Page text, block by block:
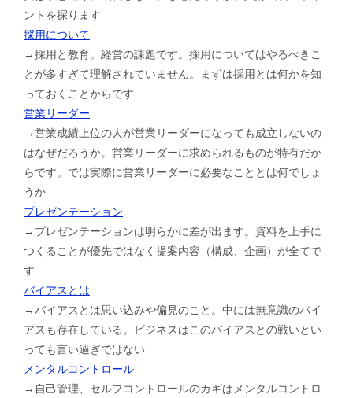
ントを探ります
採用について
→採用と教育。経営の課題です。採用についてはやるべきこ
とが多すぎて理解されていません。まずは採用とは何かを知
っておくことからです
営業リーダー
→営業成績上位の人が営業リーダーになっても成立しないの
はなぜだろうか。営業リーダーに求められるものが特有だか
らです。では実際に営業リーダーに必要なこととは何でしょ
うか
プレゼンテーション
→プレゼンテーションは明らかに差が出ます。資料を上手に
つくることが優先ではなく提案内容（構成、企画）が全てで
す
バイアスとは
→バイアスとは思い込みや偏見のこと。中には無意識のバイ
アスも存在している。ビジネスはこのバイアスとの戦いとい
っても言い過ぎではない
メンタルコントロール
→自己管理、セルフコントロールのカギはメンタルコントロ